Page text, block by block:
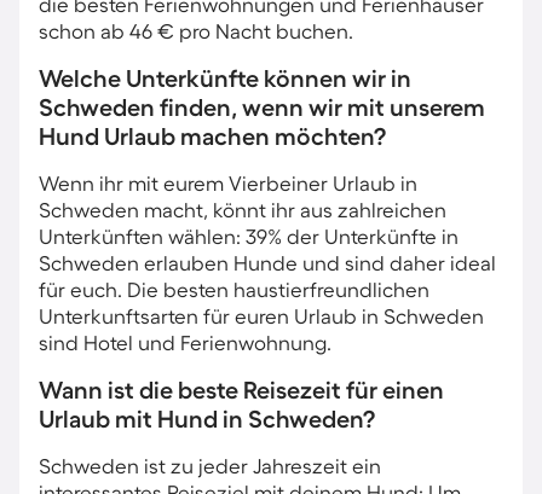
schon ab 46 € pro Nacht buchen.
Welche Unterkünfte können wir in
Schweden finden, wenn wir mit unserem
Hund Urlaub machen möchten?
Wenn ihr mit eurem Vierbeiner Urlaub in
Schweden macht, könnt ihr aus zahlreichen
Unterkünften wählen: 39% der Unterkünfte in
Schweden erlauben Hunde und sind daher ideal
für euch. Die besten haustierfreundlichen
Unterkunftsarten für euren Urlaub in Schweden
sind Hotel und Ferienwohnung.
Wann ist die beste Reisezeit für einen
Urlaub mit Hund in Schweden?
Schweden ist zu jeder Jahreszeit ein